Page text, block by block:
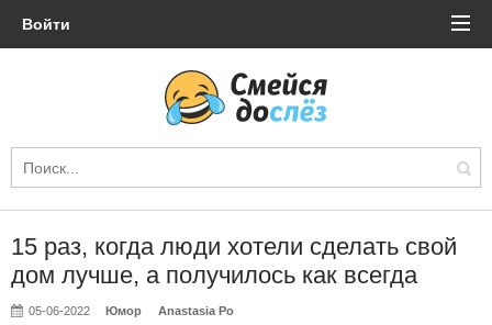
Войти
15 раз, когда люди хотели сделать свой
дом лучше, а получилось как всегда
05-06-2022 Юмор Anastasia Po